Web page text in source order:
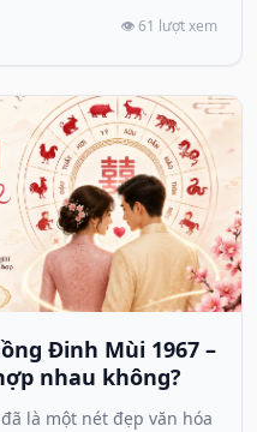
👁️ 61 lượt xem
Đinh Mùi 1967 –
nhau không?
là một nét đẹp văn hóa